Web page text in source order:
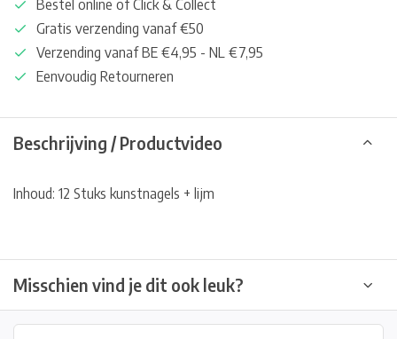
Bestel online of Click & Collect
Gratis verzending vanaf €50
Verzending vanaf BE €4,95 - NL €7,95
Eenvoudig Retourneren
Beschrijving / Productvideo
Inhoud: 12 Stuks kunstnagels + lijm
Misschien vind je dit ook leuk?